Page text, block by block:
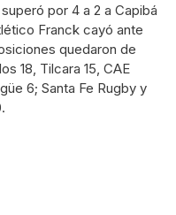
por 4 a 2 a Capibá
Franck cayó ante
quedaron de
18, Tilcara 15, CAE
6; Santa Fe Rugby y